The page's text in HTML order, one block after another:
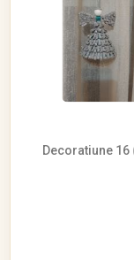
Decoratiune 16